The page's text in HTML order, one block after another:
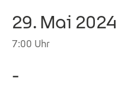
29. Mai 2024
7:00 Uhr
-